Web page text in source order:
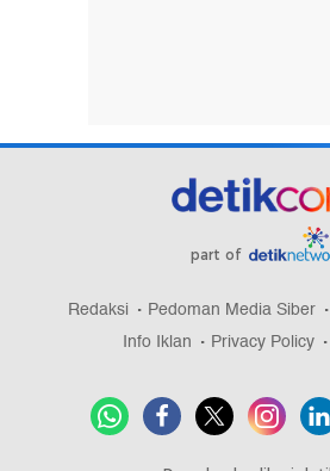
part of
Redaksi Pedoman Media Siber
Info Iklan
Privacy Policy